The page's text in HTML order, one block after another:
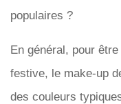
populaires ?
En général, pour
festive, le make-up
des couleurs